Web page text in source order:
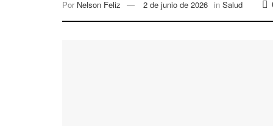
Por Nelson Feliz 2 de junio de 2026 in Salud